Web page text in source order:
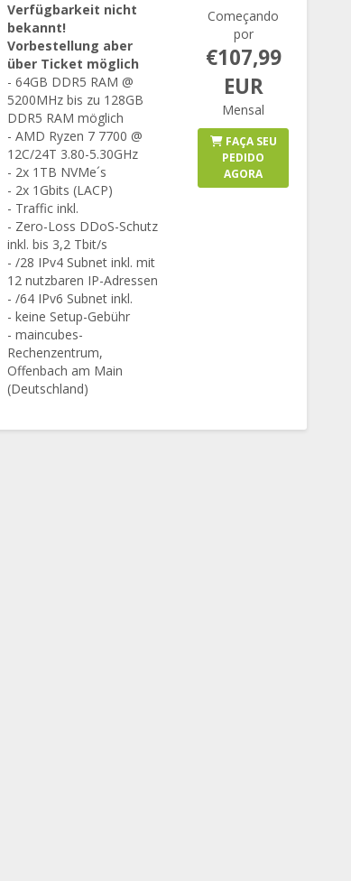
Verfügbarkeit nicht
bekannt!
Vorbestellung aber
über Ticket möglich
- 64GB DDR5 RAM @
5200MHz bis zu 128GB
DDR5 RAM möglich
- AMD Ryzen 7 7700 @
12C/24T 3.80-5.30GHz
- 2x 1TB NVMe´s
- 2x 1Gbits (LACP)
- Traffic inkl.
- Zero-Loss DDoS-Schutz
inkl. bis 3,2 Tbit/s
- /28 IPv4 Subnet inkl. mit
12 nutzbaren IP-Adressen
- /64 IPv6 Subnet inkl.
- keine Setup-Gebühr
- maincubes-
Rechenzentrum,
Offenbach am Main
(Deutschland)
Começando
por
€107,99
EUR
Mensal
FAÇA SEU
PEDIDO
AGORA